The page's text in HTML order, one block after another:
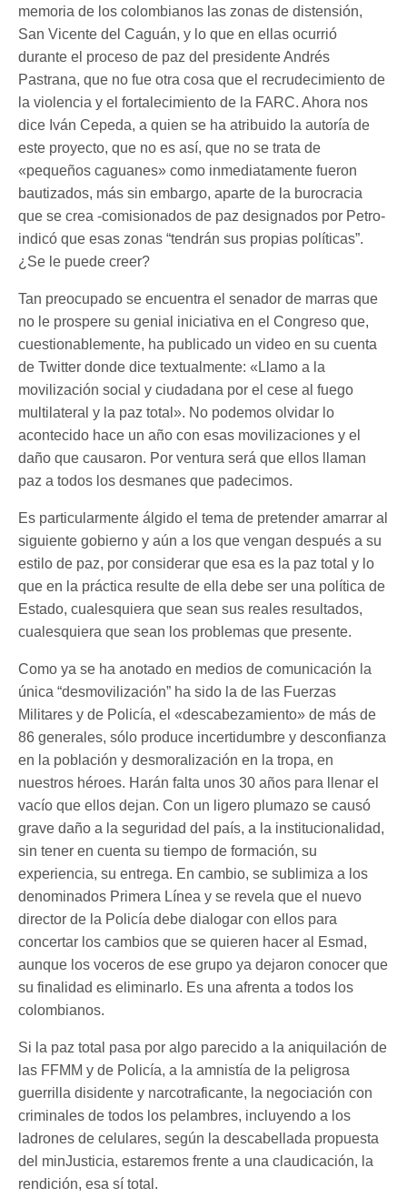
memoria de los colombianos las zonas de distensión,
San Vicente del Caguán, y lo que en ellas ocurrió
durante el proceso de paz del presidente Andrés
Pastrana, que no fue otra cosa que el recrudecimiento de
la violencia y el fortalecimiento de la FARC. Ahora nos
dice Iván Cepeda, a quien se ha atribuido la autoría de
este proyecto, que no es así, que no se trata de
«pequeños caguanes» como inmediatamente fueron
bautizados, más sin embargo, aparte de la burocracia
que se crea -comisionados de paz designados por Petro-
indicó que esas zonas “tendrán sus propias políticas”.
¿Se le puede creer?
Tan preocupado se encuentra el senador de marras que
no le prospere su genial iniciativa en el Congreso que,
cuestionablemente, ha publicado un video en su cuenta
de Twitter donde dice textualmente: «Llamo a la
movilización social y ciudadana por el cese al fuego
multilateral y la paz total». No podemos olvidar lo
acontecido hace un año con esas movilizaciones y el
daño que causaron. Por ventura será que ellos llaman
paz a todos los desmanes que padecimos.
Es particularmente álgido el tema de pretender amarrar al
siguiente gobierno y aún a los que vengan después a su
estilo de paz, por considerar que esa es la paz total y lo
que en la práctica resulte de ella debe ser una política de
Estado, cualesquiera que sean sus reales resultados,
cualesquiera que sean los problemas que presente.
Como ya se ha anotado en medios de comunicación la
única “desmovilización” ha sido la de las Fuerzas
Militares y de Policía, el «descabezamiento» de más de
86 generales, sólo produce incertidumbre y desconfianza
en la población y desmoralización en la tropa, en
nuestros héroes. Harán falta unos 30 años para llenar el
vacío que ellos dejan. Con un ligero plumazo se causó
grave daño a la seguridad del país, a la institucionalidad,
sin tener en cuenta su tiempo de formación, su
experiencia, su entrega. En cambio, se sublimiza a los
denominados Primera Línea y se revela que el nuevo
director de la Policía debe dialogar con ellos para
concertar los cambios que se quieren hacer al Esmad,
aunque los voceros de ese grupo ya dejaron conocer que
su finalidad es eliminarlo. Es una afrenta a todos los
colombianos.
Si la paz total pasa por algo parecido a la aniquilación de
las FFMM y de Policía, a la amnistía de la peligrosa
guerrilla disidente y narcotraficante, la negociación con
criminales de todos los pelambres, incluyendo a los
ladrones de celulares, según la descabellada propuesta
del minJusticia, estaremos frente a una claudicación, la
rendición, esa sí total.